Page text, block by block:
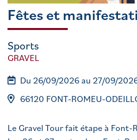
Fêtes et
Sports
GRAVEL
Du 26/09/2026 au 27/09/
66120 FONT-ROMEU-
Le Gravel Tour fait étape à Font-